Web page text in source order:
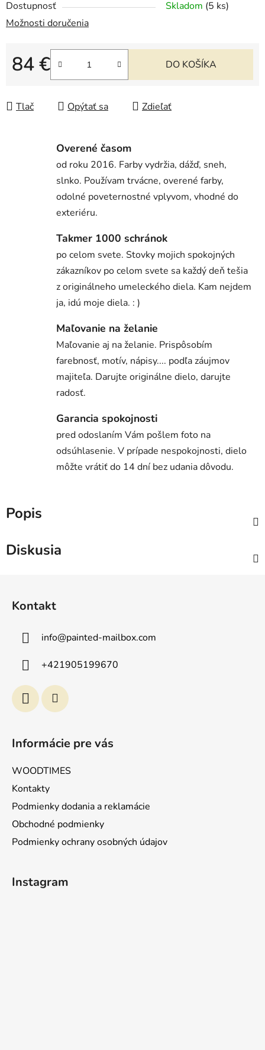
Dostupnosť Skladom (5 ks)
Možnosti doručenia
84 €
Jednotková cena:
DO KOŠÍKA
Tlač Opýtať sa Zdieľať
Overené časom
od roku 2016. Farby vydržia, dážď, sneh,
slnko. Používam trvácne, overené farby,
odolné poveternostné vplyvom, vhodné do
exteriéru.
Takmer 1000 schránok
po celom svete. Stovky mojich spokojných
zákazníkov po celom svete sa každý deň tešia
z originálneho umeleckého diela. Kam nejdem
ja, idú moje diela. : )
Maľovanie na želanie
Maľovanie aj na želanie. Prispôsobím
farebnosť, motív, nápisy.... podľa záujmov
majiteľa. Darujte originálne dielo, darujte
radosť.
Garancia spokojnosti
pred odoslaním Vám pošlem foto na
odsúhlasenie. V prípade nespokojnosti, dielo
môžte vrátiť do 14 dní bez udania dôvodu.
Popis
Diskusia
Kontakt
info@painted-mailbox.com
+421905199670
Informácie pre vás
WOODTIMES
Kontakty
Podmienky dodania a reklamácie
Obchodné podmienky
Podmienky ochrany osobných údajov
Instagram